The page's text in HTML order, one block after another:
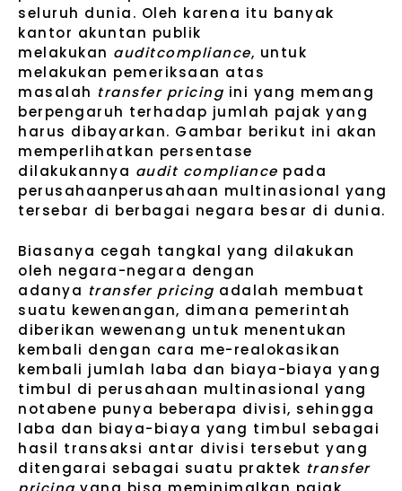
seluruh dunia. Oleh karena itu banyak
kantor akuntan publik
melakukan auditcompliance, untuk
melakukan pemeriksaan atas
masalah transfer pricing ini yang memang
berpengaruh terhadap jumlah pajak yang
harus dibayarkan. Gambar berikut ini akan
memperlihatkan persentase
dilakukannya audit compliance pada
perusahaanperusahaan multinasional yang
tersebar di berbagai negara besar di dunia.
Biasanya cegah tangkal yang dilakukan
oleh negara-negara dengan
adanya transfer pricing adalah membuat
suatu kewenangan, dimana pemerintah
diberikan wewenang untuk menentukan
kembali dengan cara me-realokasikan
kembali jumlah laba dan biaya-biaya yang
timbul di perusahaan multinasional yang
notabene punya beberapa divisi, sehingga
laba dan biaya-biaya yang timbul sebagai
hasil transaksi antar divisi tersebut yang
ditengarai sebagai suatu praktek transfer